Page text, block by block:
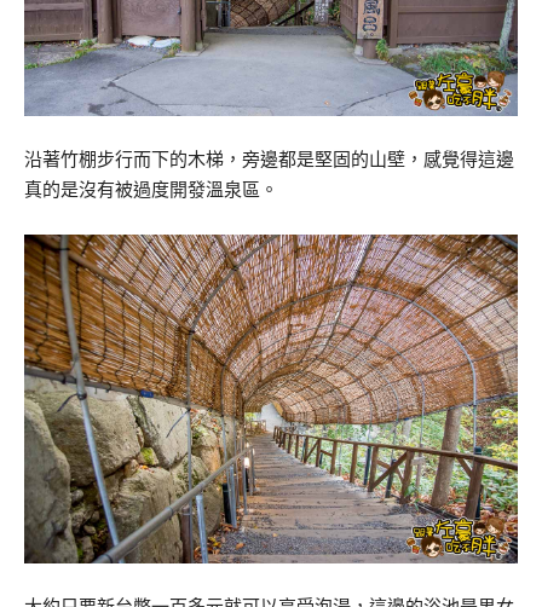
沿著竹棚步行而下的木梯，旁邊都是堅固的山壁，感覺得這邊
真的是沒有被過度開發溫泉區。